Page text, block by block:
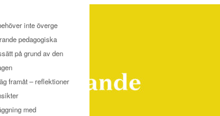
inte överge
pedagogiska
på grund av den
framåt – reflektioner
med